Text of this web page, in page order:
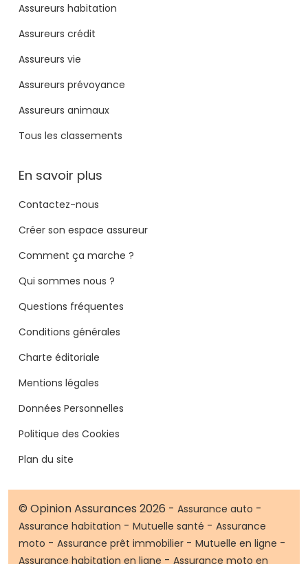
Assureurs habitation
Assureurs crédit
Assureurs vie
Assureurs prévoyance
Assureurs animaux
Tous les classements
En savoir plus
Contactez-nous
Créer son espace assureur
Comment ça marche ?
Qui sommes nous ?
Questions fréquentes
Conditions générales
Charte éditoriale
Mentions légales
Données Personnelles
Politique des Cookies
Plan du site
© Opinion Assurances 2026 - Assurance auto -
Assurance habitation - Mutuelle santé - Assurance
moto - Assurance prêt immobilier - Mutuelle en ligne -
Assurance habitation en ligne - Assurance moto en